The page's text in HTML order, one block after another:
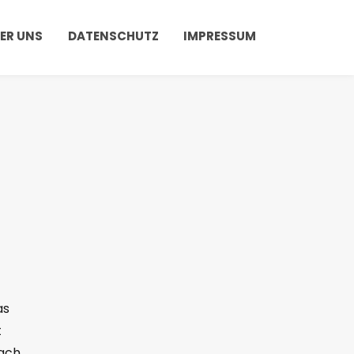
UNS DATENSCHUTZ IMPRESSUM